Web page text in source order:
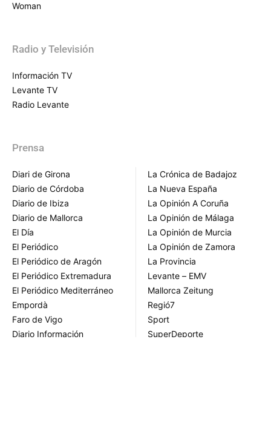
Woman
Radio y Televisión
Información TV
Levante TV
Radio Levante
Prensa
Diari de Girona
Diario de Córdoba
Diario de Ibiza
Diario de Mallorca
El Día
El Periódico
El Periódico de Aragón
El Periódico Extremadura
El Periódico Mediterráneo
Empordà
Faro de Vigo
Diario Información
La Crónica de Badajoz
La Nueva España
La Opinión A Coruña
La Opinión de Málaga
La Opinión de Murcia
La Opinión de Zamora
La Provincia
Levante – EMV
Mallorca Zeitung
Regió7
Sport
SuperDeporte